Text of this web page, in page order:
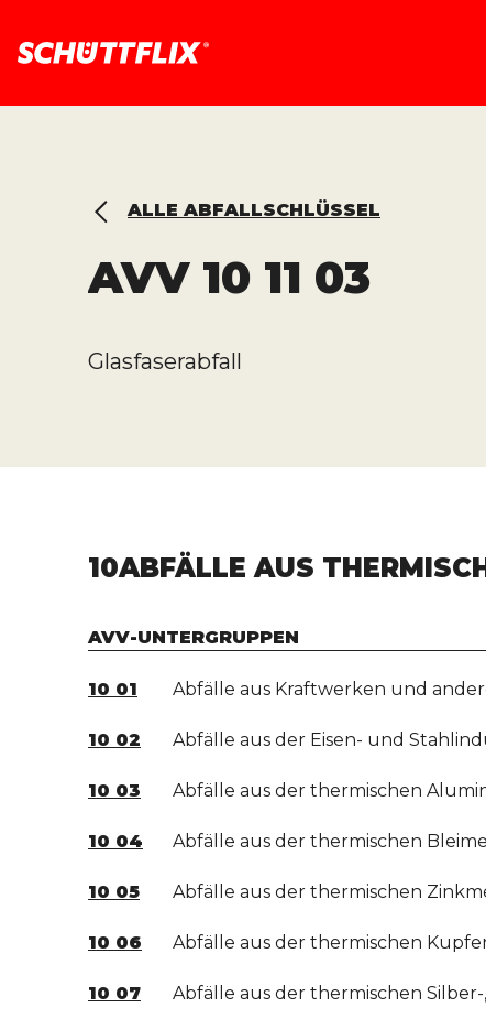
ALLE ABFALLSCHLÜSSEL
AVV 10 11 03
Glasfaserabfall
10ABFÄLLE AUS
AVV-UNTERGRUPPEN
10 01 Abfälle aus Kraftwerken und
10 02 Abfälle aus der Eisen- und
10 03 Abfälle aus der thermischen
10 04 Abfälle aus der thermischen
10 05 Abfälle aus der thermischen
10 06 Abfälle aus der thermischen
10 07 Abfälle aus der thermischen